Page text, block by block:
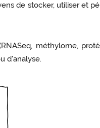
de stocker, utiliser et
méthylome,
d'analyse.